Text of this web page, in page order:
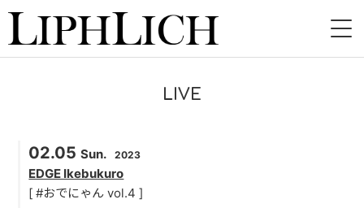
LIVE
INSTORE
LIVE
02.05 Sun. 2023
EDGE Ikebukuro
[ #おでにゃん vol.4 ]